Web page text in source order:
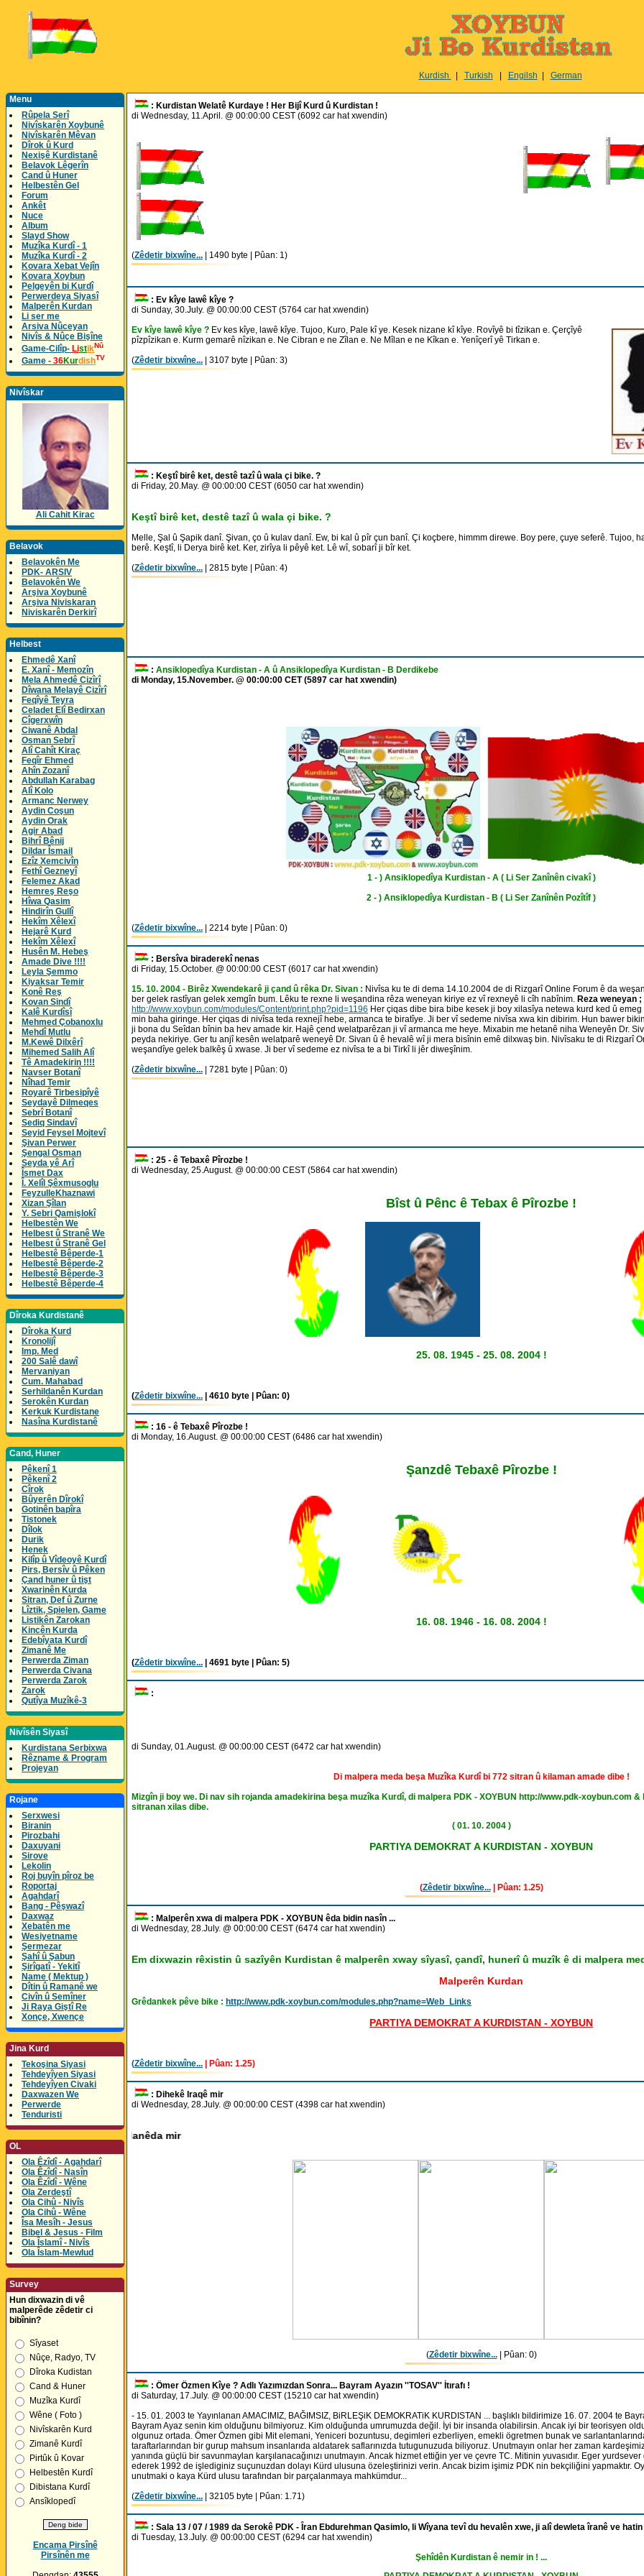
Kurdish Turkish Engilsh German
Menu
Rûpela Serî
Nivîskarên Xoybunê
Nivîskarên Mêvan
Dîrok û Kurd
Nexişê Kurdistanê
Belavok Lêgerîn
Cand û Huner
Helbestên Gel
Forum
Ankêt
Nuce
Album
Slayd Show
Muzîka Kurdî - 1
Muzîka Kurdî - 2
Kovara Xebat Vejîn
Kovara Xoybun
Pelgeyên bi Kurdî
Perwerdeya Siyasî
Malperên Kurdan
Li ser me
Arsiva Nûceyan
Nivîs & Nûçe Bişîne
Game-Cilîp- ListikNû
Game - 36KurdishTV
Nivîskar
Ali Cahit Kirac
Belavok
Belavokên Me
PDK- ARSIV
Belavokên We
Arşiva Xoybunê
Arşiva Niviskaran
Niviskarên Derkirî
Helbest
Ehmedê Xanî
E. Xanî - Memozîn
Mela Ahmedê Cizîrî
Dîwana Melayê Cizîrî
Feqîyê Teyra
Celadet Elî Bedirxan
Cîgerxwîn
Ciwanê Abdal
Osman Sebrî
Alî Cahît Kiraç
Feqîr Ehmed
Ahîn Zozanî
Abdullah Karabag
Alî Kolo
Armanc Nerwey
Aydin Coşun
Aydin Orak
Agir Abad
Bihrî Bênij
Dildar Îsmail
Ezîz Xemcivîn
Fethî Gezneyî
Felemez Akad
Hemreş Reşo
Hîwa Qasim
Hindirîn Gullî
Hekîm Xêlexî
Hejarê Kurd
Hekîm Xêlexî
Husên M. Hebeş
Amade Dive !!!!
Leyla Şemmo
Kiyaksar Temir
Konê Reş
Kovan Sindî
Kalê Kurdîsî
Mehmed Çobanoxlu
Mehdî Mutlu
M.Kewê Dilxêrî
Mihemed Salih Alî
Tê Amadekirin !!!!
Navser Botanî
Nîhad Temir
Royarê Tirbesipîyê
Seydayê Dilmeqes
Sebrî Botanî
Sediq Sindavî
Seyid Feysel Mojtevî
Şivan Perwer
Şengal Osman
Seyda yê Arî
Îsmet Dax
Î. Xelîl Şêxmusoglu
FeyzulleKhaznawi
Xizan Şîlan
Y. Sebri Qamişlokî
Helbestên We
Helbest û Stranê We
Helbest û Stranê Gel
Helbestê Bêperde-1
Helbestê Bêperde-2
Helbestê Bêperde-3
Helbestê Bêperde-4
Dîroka Kurdistanê
Dîroka Kurd
Kronolijî
Imp. Med
200 Salê dawî
Mervaniyan
Cum. Mahabad
Serhildanên Kurdan
Serokên Kurdan
Kerkuk Kurdistane
Nasîna Kurdistanê
Cand, Huner
Pêkenî 1
Pêkenî 2
Cîrok
Bûyerên Dîrokî
Gotinên bapîra
Tistonek
Dîlok
Durik
Henek
Kilîp û Vîdeoyê Kurdî
Pirs, Bersîv û Pêken
Çand huner û tişt
Xwarinên Kurda
Sitran, Def û Zurne
Lîztik, Spielen, Game
Listikên Zarokan
Kincên Kurda
Edebîyata Kurdî
Zimanê Me
Perwerda Ziman
Perwerda Civana
Perwerda Zarok
Zarok
Qutîya Muzîkê-3
Nivîsên Siyasî
Kurdistana Serbixwa
Rêzname & Program
Projeyan
Rojane
Serxwesi
Biranin
Pirozbahi
Daxuyani
Sirove
Lekolin
Roj buyîn pîroz be
Roportaj
Agahdarî
Bang - Pêşwazî
Daxwaz
Xebatên me
Wesiyetname
Şermezar
Şahî û Şabun
Şirîgatî - Yekitî
Name ( Mektup )
Dîtin û Ramanê we
Civîn û Semîner
Ji Raya Giştî Re
Xonçe, Xwençe
Jina Kurd
Tekoşina Siyasi
Tehdeyîyen Siyasi
Tehdeyîyen Civaki
Daxwazen We
Perwerde
Tenduristi
OL
Ola Êzîdî - Agahdarî
Ola Êzîdî - Nasîn
Ola Êzîdî - Wêne
Ola Zerdeştî
Ola Cihû - Nivîs
Ola Cihû - Wêne
Îsa Mesîh - Jesus
Bibel & Jesus - Film
Ola Îslamî - Nivîs
Ola Îslam-Mewlud
Survey
Hun dixwazin di vê
malperêde zêdetir ci
bibînin?
Sîyaset
Nûçe, Radyo, TV
Dîroka Kudistan
Cand & Huner
Muzîka Kurdî
Wêne ( Foto )
Nivîskarên Kurd
Zimanê Kurdî
Pirtûk û Kovar
Helbestên Kurdî
Dibistana Kurdî
Ansîklopedî
Encama Pirsînê
Pirsînên me
: Kurdistan Welatê Kurdaye ! Her Bijî Kurd û Kurdistan !
di Wednesday, 11.April. @ 00:00:00 CEST (6092 car hat xwendin)
(Zêdetir bixwîne... | 1490 byte | Pûan: 1)
: Ev kîye lawê kîye ?
di Sunday, 30.July. @ 00:00:00 CEST (5764 car hat xwendin)
Ev kîye lawê kîye ? Ev kes kîye, lawê kîye. Tujoo, Kuro, Pale kî ye. Kesek nizane kî kîye. Rovîyê bi tîzikan e. Çerçîyê
pîzpîzikan e. Kurm gemarê nîzikan e. Ne Cibran e ne Zîlan e. Ne Mîlan e ne Kîkan e. Yenîçerî yê Tirkan e.
(Zêdetir bixwîne... | 3107 byte | Pûan: 3)
: Keştî birê ket, destê tazî û wala çi bike. ?
di Friday, 20.May. @ 00:00:00 CEST (6050 car hat xwendin)
Keştî birê ket, destê tazî û wala çi bike. ?
Melle, Şal û Şapik danî. Şivan, ço û kulav danî. Ew, bi kal û pîr çun banî. Çi koçbere, himmm direwe. Boy pere, çuye seferê. Tujoo,
berê. Keştî, li Derya birê ket. Ker, zirîya li pêyê ket. Lê wî, sobarî ji bîr ket.
(Zêdetir bixwîne... | 2815 byte | Pûan: 4)
: Ansiklopedîya Kurdistan - A û Ansiklopedîya Kurdistan - B Derdikebe
di Monday, 15.November. @ 00:00:00 CET (5897 car hat xwendin)
1 - ) Ansiklopedîya Kurdistan - A ( Li Ser Zanînên civakî )
2 - ) Ansiklopedîya Kurdistan - B ( Li Ser Zanînên Pozîtîf )
(Zêdetir bixwîne... | 2214 byte | Pûan: 0)
: Bersîva biraderekî nenas
di Friday, 15.October. @ 00:00:00 CEST (6017 car hat xwendin)
15. 10. 2004 - Birêz Xwendekarê ji çand û rêka Dr. Sivan : Nivîsa ku te di dema 14.10.2004 de di Rizgarî Online Forum ê da
ber gelek rastîyan gelek xemgîn bum. Lêku te rexne li weşandina rêza weneyan kiriye ez vî rexneyê li cîh nabînim. Reza weneyan ;
http://www.xoybun.com/modules/Content/print.php?pid=1196 Her çiqas dibe bira bibe kesek ji boy xilasîya netewa kurd ked û
min baha giringe. Her çiqas di nivîsa teda rexnejî hebe, armanca te biratîye. Ji ber vî sedeme nivîsa xwa kin dibirim. Hun bawer
ji bona du Seîdan bînin ba hev amade kir. Hajê çend welatparêzan ji vî armanca me heye. Mixabin me hetanê niha Weneyên Dr.
peyda nekiriye. Ger tu anjî kesên welatparê weneyê Dr. Sivan û ê hevalê wî ji mera bisînin emê dilxwaş bin. Nivîsaku te di Rizgarî
weşandîye gelek balkêş û xwase. Ji ber vî sedeme ez nivîsa te a bi Tirkî li jêr diweşînim.
(Zêdetir bixwîne... | 7281 byte | Pûan: 0)
: 25 - ê Tebaxê Pîrozbe !
di Wednesday, 25.August. @ 00:00:00 CEST (5864 car hat xwendin)
Bîst û Pênc ê Tebax ê Pîrozbe !
25. 08. 1945 - 25. 08. 2004 !
(Zêdetir bixwîne... | 4610 byte | Pûan: 0)
: 16 - ê Tebaxê Pîrozbe !
di Monday, 16.August. @ 00:00:00 CEST (6486 car hat xwendin)
Şanzdê Tebaxê Pîrozbe !
16. 08. 1946 - 16. 08. 2004 !
(Zêdetir bixwîne... | 4691 byte | Pûan: 5)
:
di Sunday, 01.August. @ 00:00:00 CEST (6472 car hat xwendin)
Di malpera meda beşa Muzîka Kurdî bi 772 sitran û kilaman amade dibe !
Mizgîn ji boy we. Di nav sih rojanda amadekirina beşa muzîka Kurdî, di malpera PDK - XOYBUN http://www.pdk-xoybun.com
sitranan xilas dibe.
( 01. 10. 2004 )
PARTIYA DEMOKRAT A KURDISTAN - XOYBUN
(Zêdetir bixwîne...| Pûan: 1.25)
: Malperên xwa di malpera PDK - XOYBUN êda bidin nasîn ...
di Wednesday, 28.July. @ 00:00:00 CEST (6474 car hat xwendin)
Em dixwazin rêxistin û sazîyên Kurdistan ê malperên xway sîyasî, çandî, hunerî û muzîk ê di malpera
Malperên Kurdan
Grêdankek pêve bike : http://www.pdk-xoybun.com/modules.php?name=Web_Links
PARTIYA DEMOKRAT A KURDISTAN - XOYBUN
(Zêdetir bixwîne... | Pûan: 1.25)
: Dihekê Iraqê mir
di Wednesday, 28.July. @ 00:00:00 CEST (4398 car hat xwendin)
(Zêdetir bixwîne...| Pûan: 0)
: Ömer Özmen Kîye ? Adlı Yazımızdan Sonra... Bayram Ayazın ''TOSAV'' İtırafı !
di Saturday, 17.July. @ 00:00:00 CEST (15210 car hat xwendin)
- 15. 01. 2003 te Yayınlanan AMACIMIZ, BAĞIMSIZ, BiRLEŞiK DEMOKRATiK KURDISTAN ... başlıklı bildirimize 16. 07. 2004 te
Bayram Ayaz senin kim olduğunu bilmiyoruz. Kim olduğunda umrumuzda değil. İyi bir insanda olabilirsin. Ancak iyi bir teorisyen
olgunuz ortada. Ömer Özmen gibi Mit elemani, Yeniceri bozuntusu, degimleri ezberliyen, emekli ögretmen bunak ve
taraftarlarından bir gurup mahsum insanlarıda aldatarek saflarınızda tutugunuzuda biliyoruz. Unutmayın onlar her zaman
yanında güçlü bir savunmaylan karşılanacağınızı unutmayın. Ancak hizmet ettiğin yer ve çevre TC. Mitinin yuvasıdır. Eger
ederek 1992 de işlediginiz suçunuzdan dolayı Kürd ulusuna özeleştirinizi verin. Ancak bizim işimiz PDK nin bekçiliğini yapmaktır.
unutmaki o kaya Kürd ulusu tarafından bir parçalanmaya mahkümdur...
(Zêdetir bixwîne... | 32105 byte | Pûan: 1.71)
: Sala 13 / 07 / 1989 da Serokê PDK - Îran Ebdurehman Qasimlo, li Wîyana tevî du hevalên xwe, ji alî dewleta îranê ve
di Tuesday, 13.July. @ 00:00:00 CEST (6294 car hat xwendin)
Şehîdên Kurdistan ê nemir in ! ...